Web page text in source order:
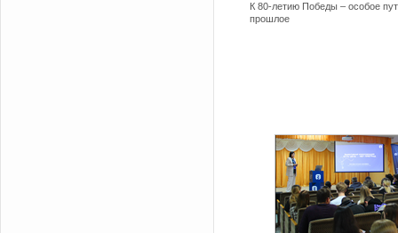
К 80-летию Победы – особое
прошлое